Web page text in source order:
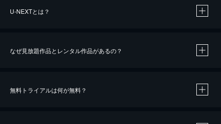
U-NEXTとは？
なぜ見放題作品とレンタル作品があるの？
無料トライアルは何が無料？